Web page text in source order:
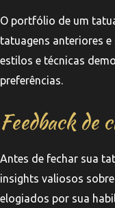
O portfólio de um
tatuagens anteriores
estilos e técnicas
preferências.
Feedback de
Antes de fechar sua
insights valiosos
elogiados por sua